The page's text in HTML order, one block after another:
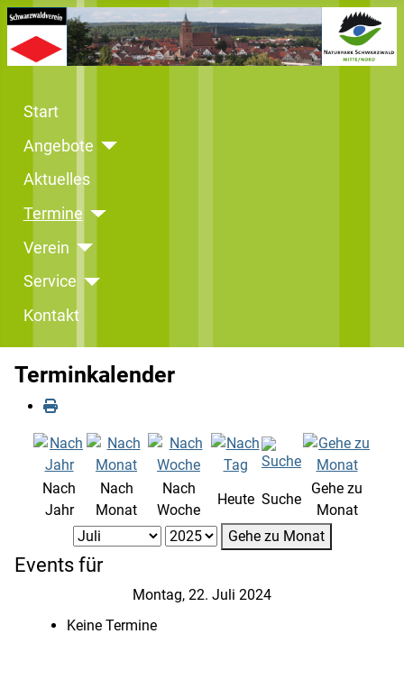
Start
Angebote
Aktuelles
Termine
Verein
Service
Kontakt
Terminkalender
Nach
Jahr
Nach
Monat
Nach
Woche
Heute Suche
Gehe zu
Monat
Gehe zu Monat
Events für
Montag, 22. Juli 2024
Keine Termine